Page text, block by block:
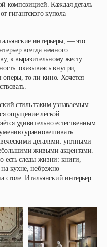
композицией. Каждая деталь
гигантского купола
интерьеры, — это
всегда немного
к выразительному жесту
оказываясь внутри,
то ли кино. Хочется
стиль таким узнаваемым.
ощущение лёгкой
удивительно естественным
уравновешивать
деталями: уютными
живыми акцентами.
есть следы жизни: книги,
кухне, небрежно
столе. Итальянский интерьер